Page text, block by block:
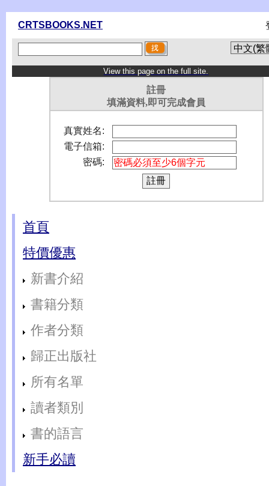
CRTSBOOKS.NET
View this page on the full site.
註冊
填滿資料,即可完成會員
真實姓名:
電子信箱:
密碼:
首頁
特價優惠
新書介紹
書籍分類
作者分類
歸正出版社
所有名單
讀者類別
書的語言
新手必讀